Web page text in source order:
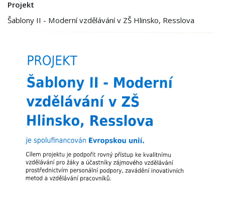
Projekt
Šablony II - Moderní vzdělávání v ZŠ Hlinsko, Resslova